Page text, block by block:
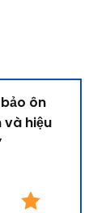
ôn
hiệu